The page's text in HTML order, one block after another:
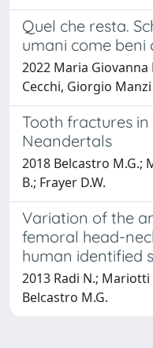
Quel che resta.
umani come beni
2022 Maria
Cecchi, Giorgio Manzi
Tooth fractures
Neandertals
2018 Belcastro M.G.;
B.; Frayer D.W.
Variation of the
femoral head-
human identified
2013 Radi N.; Mariotti
Belcastro M.G.